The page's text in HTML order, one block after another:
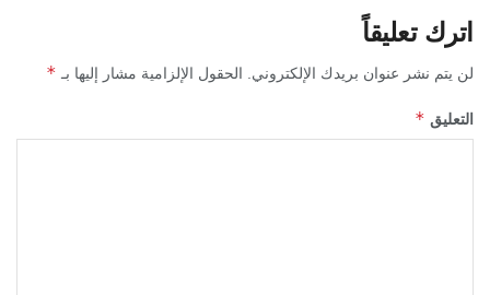
اترك تعليقاً
لن يتم نشر عنوان بريدك الإلكتروني. الحقول الإلزامية مشار إليها بـ *
التعليق *